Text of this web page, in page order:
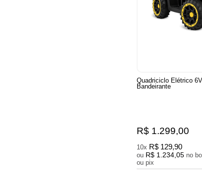
Quadriciclo Elétrico
Bandeirante
R$ 1.299,00
10x R$ 129,90
ou R$ 1.234,05 no boleto
ou pix